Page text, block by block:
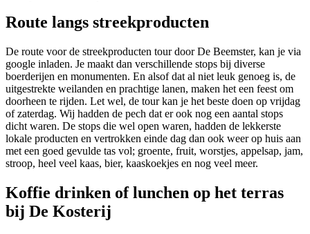
Route langs streekproducten
De route voor de streekproducten tour door De Beemster, kan je via
google inladen. Je maakt dan verschillende stops bij diverse
boerderijen en monumenten. En alsof dat al niet leuk genoeg is, de
uitgestrekte weilanden en prachtige lanen, maken het een feest om
doorheen te rijden. Let wel, de tour kan je het beste doen op vrijdag
of zaterdag. Wij hadden de pech dat er ook nog een aantal stops
dicht waren. De stops die wel open waren, hadden de lekkerste
lokale producten en vertrokken einde dag dan ook weer op huis aan
met een goed gevulde tas vol; groente, fruit, worstjes, appelsap, jam,
stroop, heel veel kaas, bier, kaaskoekjes en nog veel meer.
Koffie drinken of lunchen op het terras
bij De Kosterij